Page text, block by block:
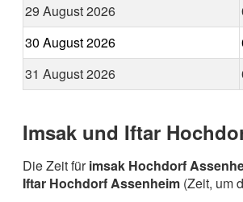
29 August 2026
30 August 2026
31 August 2026
Imsak und Iftar
Die Zeit fürimsak Hochdorf
Iftar Hochdorf Assenheim (Zeit, um